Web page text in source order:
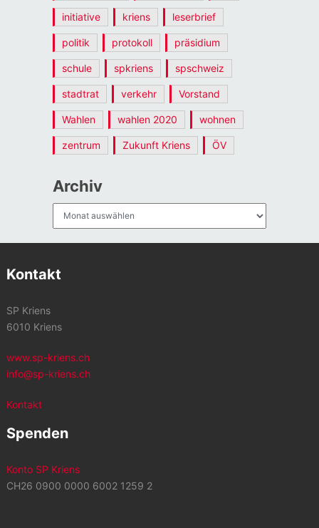
initiative kriens leserbrief
politik protokoll präsidium
schule spkriens spschweiz
stadtrat verkehr Vorstand
Wahlen wahlen 2020 wohnen
zentrum Zukunft Kriens ÖV
Archiv
Kontakt
SP Kriens
6010 Kriens
www.sp-kriens.ch
info@sp-kriens.ch
Kontakt
Spenden
Konto SP Kriens
CH26 0900 0000 6002 1259 2